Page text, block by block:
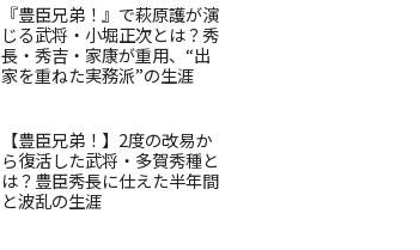
『豊臣兄弟！』で萩原護が演
じる武将・小堀正次とは？秀
長・秀吉・家康が重用、“出
家を重ねた実務派”の生涯
【豊臣兄弟！】2度の改易か
ら復活した武将・多賀秀種と
は？豊臣秀長に仕えた半年間
と波乱の生涯